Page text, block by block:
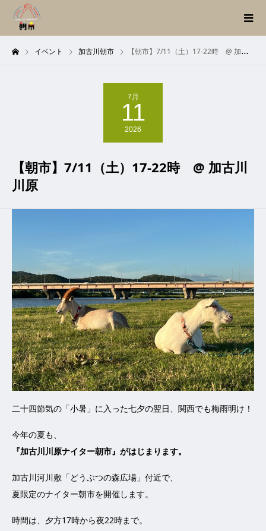
イベント 加古川朝市 【朝市】7/11（土）17-22時 @ 加古川川原
7月
11
2026
【朝市】7/11（土）17-22時 @ 加古川
川原
二十四節気の「小暑」に入った七夕の翌日、関西でも梅雨明け！
今年の夏も、
『加古川川原ナイター朝市』がはじまります。
加古川河川敷「どうぶつの森広場」付近で、
夏限定のナイター朝市を開催します。
時間は、夕方17時から夜22時まで。